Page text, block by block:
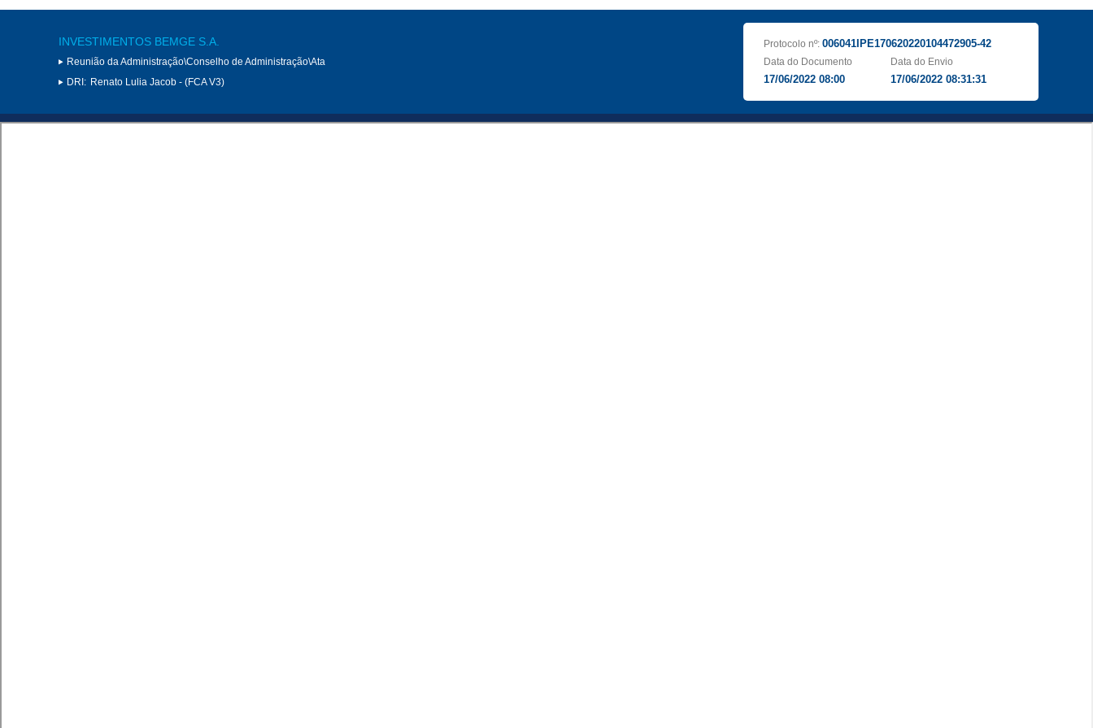
INVESTIMENTOS BEMGE S.A.
Reunião da Administração\Conselho de Administração\Ata
DRI: Renato Lulia Jacob - (FCA V3)
Protocolo nº: 006041IPE170620220104472905-42
Data do Documento
17/06/2022 08:00
Data do Envio
17/06/2022 08:31:31